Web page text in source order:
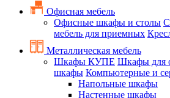
Офисная мебель
Офисные шкафы и столы
мебель для приемных
Металлическая мебель
Шкафы КУПЕ Шкафы для
шкафы Компьютерные и
Напольные шкафы
Настенные шкафы